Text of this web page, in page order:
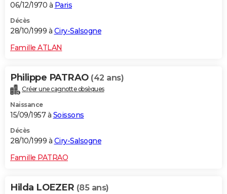
06/12/1970 à Paris
Décès
28/10/1999 à Ciry-Salsogne
Famille ATLAN
Philippe PATRAO (42 ans)
Créer une cagnotte obsèques
Naissance
15/09/1957 à Soissons
Décès
28/10/1999 à Ciry-Salsogne
Famille PATRAO
Hilda LOEZER (85 ans)